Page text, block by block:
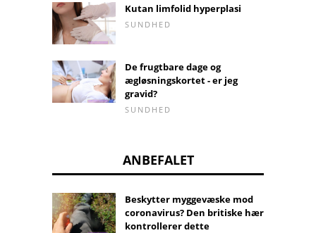
Kutan limfolid hyperplasi
SUNDHED
De frugtbare dage og
ægløsningskortet - er jeg
gravid?
SUNDHED
ANBEFALET
Beskytter myggevæske mod
coronavirus? Den britiske hær
kontrollerer dette